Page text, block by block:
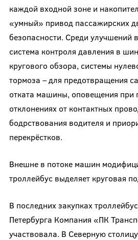
каждой входной зоне и
«умный» привод пассажирских
безопасности. Среди улучшений
система контроля давления в
кругового обзора, системы
тормоза – для предотвращения
отката машины, оповещения при
отклонениях от контактных
бодрствования водителя и
перекрёстков.
Внешне в потоке машин
троллейбус выделяет круговая
В последних закупках
Петербурга Компания «ПК
участвовала. В Северную